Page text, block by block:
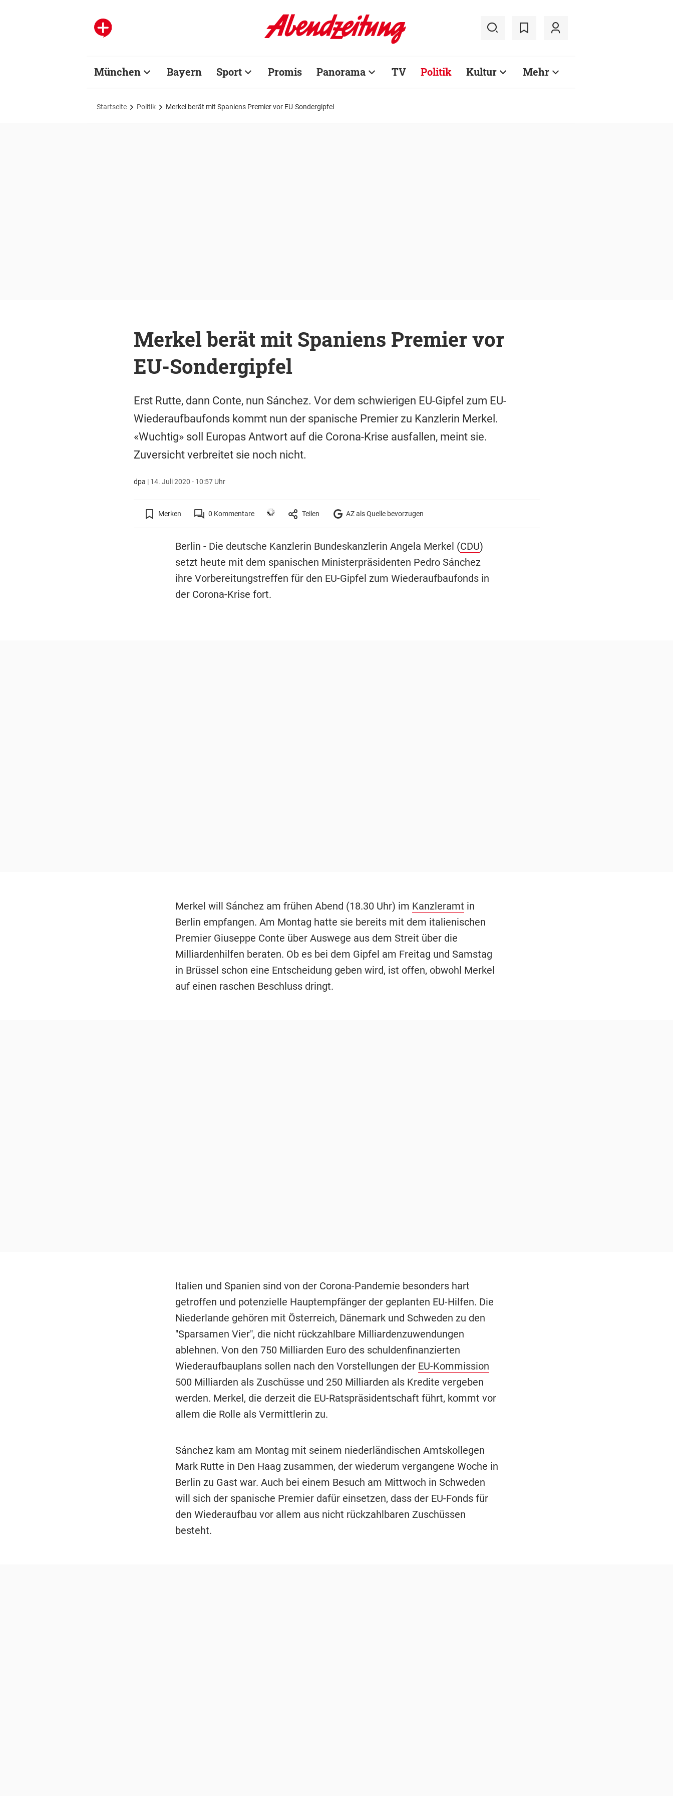
München Bayern Sport Promis Panorama TV Politik Kultur Mehr
Startseite Politik Merkel berät mit Spaniens Premier vor EU-Sondergipfel
Merkel berät mit Spaniens Premier vor
EU-Sondergipfel
Erst Rutte, dann Conte, nun Sánchez. Vor dem schwierigen EU-Gipfel zum EU-
Wiederaufbaufonds kommt nun der spanische Premier zu Kanzlerin Merkel.
«Wuchtig» soll Europas Antwort auf die Corona-Krise ausfallen, meint sie.
Zuversicht verbreitet sie noch nicht.
dpa | 14. Juli 2020 - 10:57 Uhr
Merken 0 Kommentare Teilen AZ als Quelle bevorzugen
Berlin - Die deutsche Kanzlerin Bundeskanzlerin Angela Merkel (CDU)
setzt heute mit dem spanischen Ministerpräsidenten Pedro Sánchez
ihre Vorbereitungstreffen für den EU-Gipfel zum Wiederaufbaufonds in
der Corona-Krise fort.
Merkel will Sánchez am frühen Abend (18.30 Uhr) im Kanzleramt in
Berlin empfangen. Am Montag hatte sie bereits mit dem italienischen
Premier Giuseppe Conte über Auswege aus dem Streit über die
Milliardenhilfen beraten. Ob es bei dem Gipfel am Freitag und Samstag
in Brüssel schon eine Entscheidung geben wird, ist offen, obwohl Merkel
auf einen raschen Beschluss dringt.
Italien und Spanien sind von der Corona-Pandemie besonders hart
getroffen und potenzielle Hauptempfänger der geplanten EU-Hilfen. Die
Niederlande gehören mit Österreich, Dänemark und Schweden zu den
"Sparsamen Vier", die nicht rückzahlbare Milliardenzuwendungen
ablehnen. Von den 750 Milliarden Euro des schuldenfinanzierten
Wiederaufbauplans sollen nach den Vorstellungen der EU-Kommission
500 Milliarden als Zuschüsse und 250 Milliarden als Kredite vergeben
werden. Merkel, die derzeit die EU-Ratspräsidentschaft führt, kommt vor
allem die Rolle als Vermittlerin zu.
Sánchez kam am Montag mit seinem niederländischen Amtskollegen
Mark Rutte in Den Haag zusammen, der wiederum vergangene Woche in
Berlin zu Gast war. Auch bei einem Besuch am Mittwoch in Schweden
will sich der spanische Premier dafür einsetzen, dass der EU-Fonds für
den Wiederaufbau vor allem aus nicht rückzahlbaren Zuschüssen
besteht.